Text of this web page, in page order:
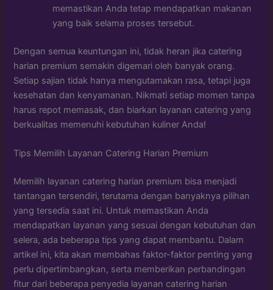
memastikan Anda tetap mendapatkan makanan
yang baik selama proses tersebut.
Dengan semua keuntungan ini, tidak heran jika catering
harian premium semakin digemari oleh banyak orang.
Setiap sajian tidak hanya mengutamakan rasa, tetapi juga
kesehatan dan kenyamanan. Nikmati setiap momen tanpa
harus repot memasak, dan biarkan layanan catering yang
berkualitas memenuhi kebutuhan kuliner Anda!
Tips Memilih Layanan Catering Harian Premium
Memilih layanan catering harian premium bisa menjadi
tantangan tersendiri, terutama dengan banyaknya pilihan
yang tersedia saat ini. Untuk memastikan Anda
mendapatkan layanan yang sesuai dengan kebutuhan dan
selera, ada beberapa tips yang dapat membantu. Dalam
artikel ini, kita akan membahas faktor-faktor penting yang
perlu dipertimbangkan, serta memberikan perbandingan
fitur dari beberapa penyedia layanan catering harian